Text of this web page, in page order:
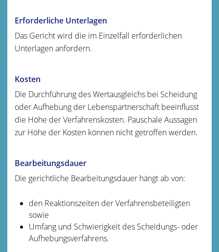
Erforderliche Unterlagen
Das Gericht wird die im Einzelfall erforderlichen
Unterlagen anfordern.
Kosten
Die Durchführung des Wertausgleichs bei Scheidung
oder Aufhebung der Lebenspartnerschaft beeinflusst
die Höhe der Verfahrenskosten. Pauschale Aussagen
zur Höhe der Kosten können nicht getroffen werden.
Bearbeitungsdauer
Die gerichtliche Bearbeitungsdauer hängt ab von:
den Reaktionszeiten der Verfahrensbeteiligten
sowie
Umfang und Schwierigkeit des Scheidungs- oder
Aufhebungsverfahrens.